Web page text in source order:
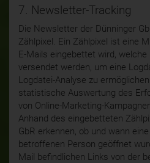
7. Newsletter-Tracking
Die Newsletter der Dünninger
Zählpixel. Ein Zählpixel ist eine
E-Mails eingebettet wird,
versendet werden, um eine
Logdatei-Analyse zu
statistische Auswertung des
von Online-Marketing-
Anhand des eingebetteten
GbR erkennen, ob und wann
betroffenen Person geöffnet
Mail befindlichen Links von der